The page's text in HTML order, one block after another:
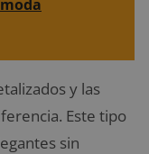
y las
Este tipo
sin